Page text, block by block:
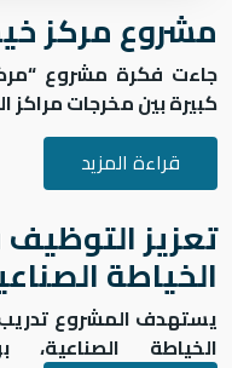
تعزيز
الخياطة
يستهدف المشروع تدريب
الخياطة الصناعية،
مشروع مركز
جاءت فكرة مشروع
كبيرة بين مخرجات مراكز
قراءة المزيد